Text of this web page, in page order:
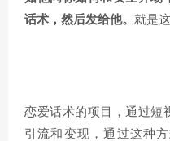
话术，然后发给他。 就是
恋爱话术的项目，通过短
引流和变现，通过这种